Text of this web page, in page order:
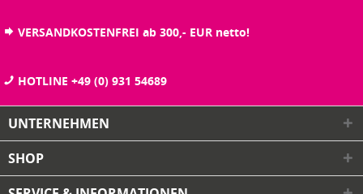
VERSANDKOSTENFREI ab 300,- EUR netto!
HOTLINE +49 (0) 931 54689
UNTERNEHMEN
SHOP